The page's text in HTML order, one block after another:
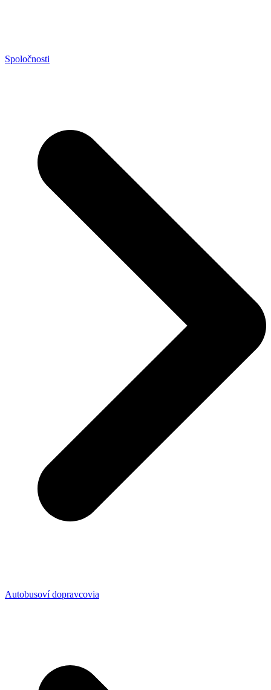
Spoločnosti
Autobusoví dopravcovia